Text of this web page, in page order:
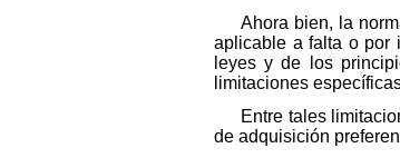
Ahora bien, la
aplicable a falta o por
leyes y de los
limitaciones
Entre tales
de adquisición